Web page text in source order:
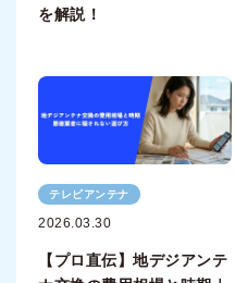
を解説！
テレビアンテナ
2026.03.30
【プロ直伝】地デジアンテ